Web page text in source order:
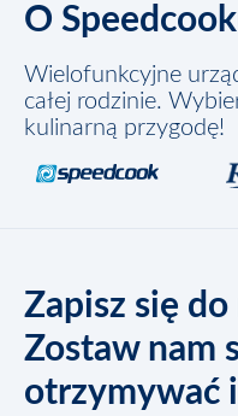
O
Wielofunkcyjne
całej rodzinie.
kulinarną przygodę!
Zapisz się
Zostaw nam
otrzymywać